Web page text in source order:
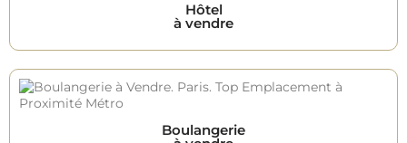
Hôtel
à vendre
Boulangerie